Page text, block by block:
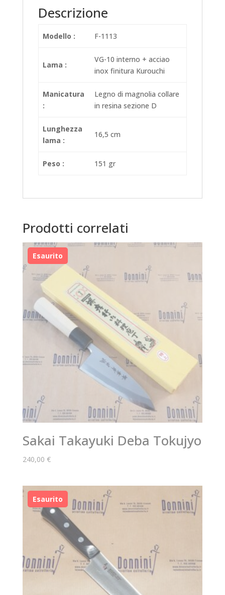
Descrizione
Modello : F-1113
Lama :
VG-10 interno + acciao
inox finitura Kurouchi
Manicatura
:
Legno di magnolia collare
in resina sezione D
Lunghezza
lama :
16,5 cm
Peso : 151 gr
Prodotti correlati
Sakai Takayuki Deba Tokujyo
240,00 €